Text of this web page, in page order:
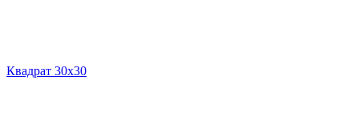
Квадрат 30х30